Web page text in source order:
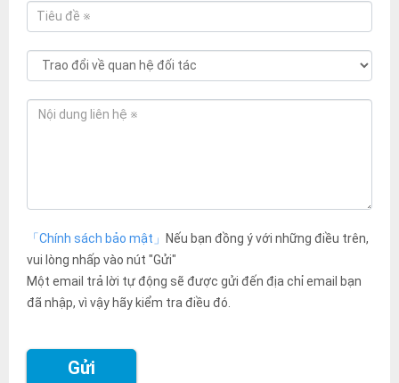
「Chính sách bảo mật」
Nếu bạn đồng ý với những điều trên,
vui lòng nhấp vào nút "Gửi"
Một email trả lời tự động sẽ được gửi đến địa chỉ email bạn
đã nhập, vì vậy hãy kiểm tra điều đó.